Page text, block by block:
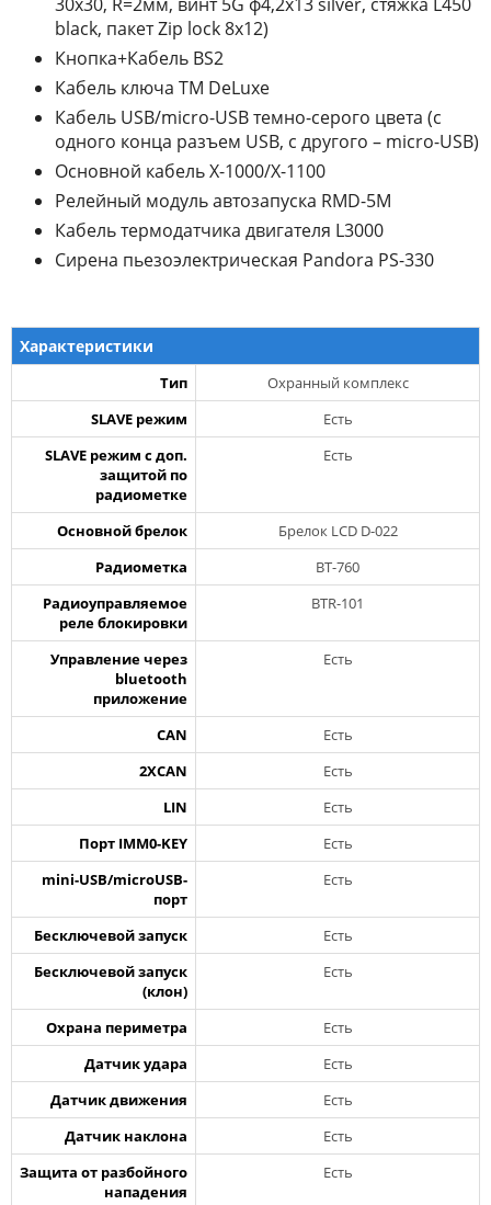
black, пакет Zip lock 8х12)
Кнопка+Кабель BS2
Кабель ключа TM DeLuxe
Кабель USB/micro-USB темно-серого цвета (с
одного конца разъем USB, с другого – micro-USB)
Основной кабель X-1000/Х-1100
Релейный модуль автозапуска RMD-5M
Кабель термодатчика двигателя L3000
Сирена пьезоэлектрическая Pandora PS-330
Характеристики
Тип
Охранный комплекс
SLAVE режим
Есть
SLAVE режим с доп.
защитой по
радиометке
Есть
Основной брелок
Брелок LCD D-022
Радиометка
BT-760
Радиоуправляемое
реле блокировки
BTR-101
Управление через
bluetooth
приложение
Есть
CAN
Есть
2XCAN
Есть
LIN
Есть
Порт IMM0-KEY
Есть
mini-USB/microUSB-
порт
Есть
Бесключевой запуск
Есть
Бесключевой запуск
(клон)
Есть
Охрана периметра
Есть
Датчик удара
Есть
Датчик движения
Есть
Датчик наклона
Есть
Защита от разбойного
нападения
Есть